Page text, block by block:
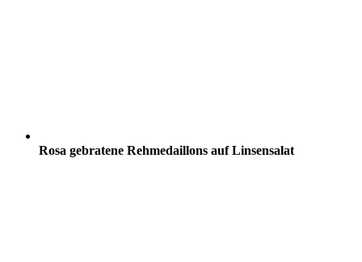
Rosa gebratene Rehmedaillons auf Linsensalat